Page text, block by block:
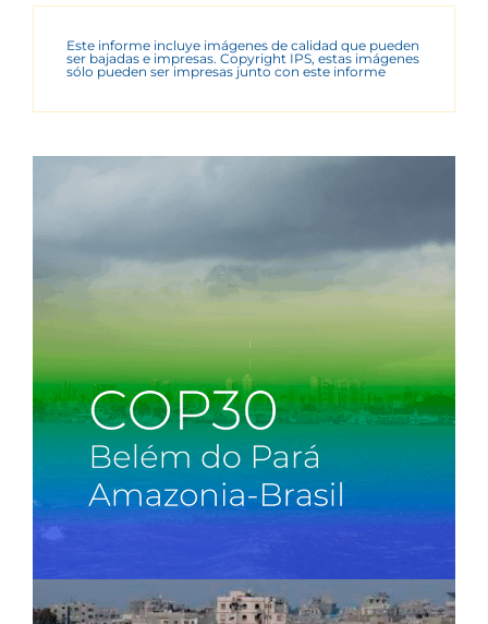
Este informe incluye imágenes de calidad que pueden
ser bajadas e impresas. Copyright IPS, estas imágenes
sólo pueden ser impresas junto con este informe